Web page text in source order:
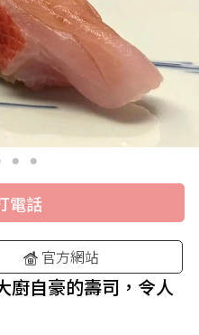
電話
官方網站
廚自豪的壽司，令人